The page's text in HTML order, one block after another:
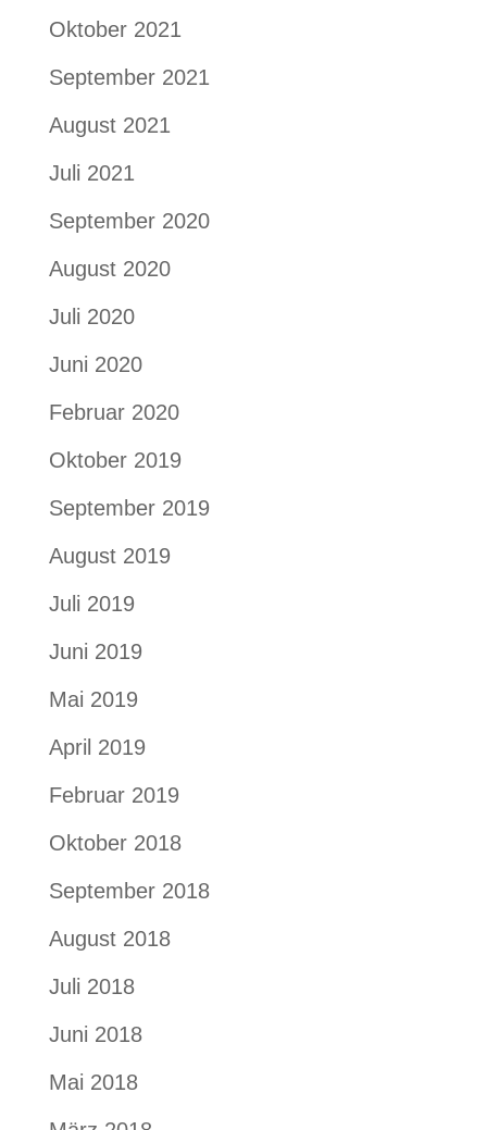
Oktober 2021
September 2021
August 2021
Juli 2021
September 2020
August 2020
Juli 2020
Juni 2020
Februar 2020
Oktober 2019
September 2019
August 2019
Juli 2019
Juni 2019
Mai 2019
April 2019
Februar 2019
Oktober 2018
September 2018
August 2018
Juli 2018
Juni 2018
Mai 2018